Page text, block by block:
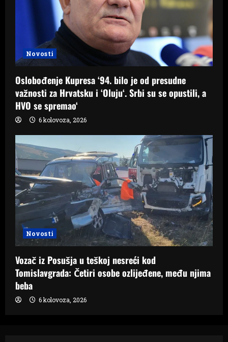
Novosti
Oslobođenje Kupresa ‘94. bilo je od presudne
važnosti za Hrvatsku i ‘Oluju‘. Srbi su se opustili, a
HVO se spremao‘
6 kolovoza, 2026
Novosti
Vozač iz Posušja u teškoj nesreći kod
Tomislavgrada: Četiri osobe ozlijeđene, među njima
beba
6 kolovoza, 2026